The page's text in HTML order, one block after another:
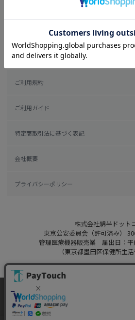
ご利用規約
ご利用ガイド
特定商取引法に基づく表記
会社概要
プライバシーポリシー
株式会社綿半ドット
東京公安委員会（許可済み）
管理医療機器販売業 届出日：平
（東京都墨田区保健所生活
Copyright 2022
Powered by Watahan
当ウェブサイトでは、お客様により良い
をご提供するため、クッキーを利用して
サイト利用を継続することにより、クッ